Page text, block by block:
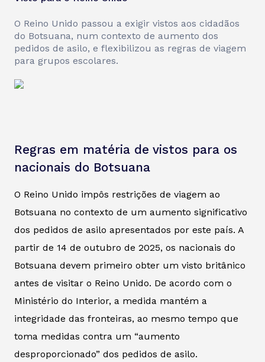
O Reino Unido passou a exigir vistos aos cidadãos
do Botsuana, num contexto de aumento dos
pedidos de asilo, e flexibilizou as regras de viagem
para grupos escolares.
Regras em matéria de vistos para os
nacionais do Botsuana
O Reino Unido impôs restrições de viagem ao
Botsuana no contexto de um aumento significativo
dos pedidos de asilo apresentados por este país. A
partir de 14 de outubro de 2025, os nacionais do
Botsuana devem primeiro obter um visto britânico
antes de visitar o Reino Unido. De acordo com o
Ministério do Interior, a medida mantém a
integridade das fronteiras, ao mesmo tempo que
toma medidas contra um “aumento
desproporcionado” dos pedidos de asilo.